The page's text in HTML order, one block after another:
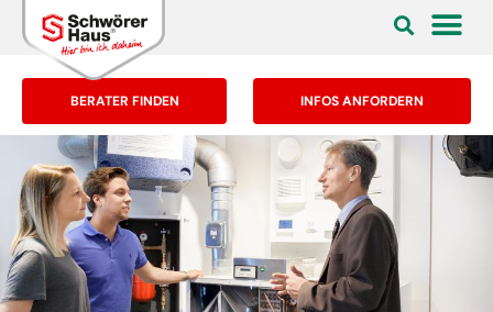
BERATER FINDEN INFOS ANFORDERN